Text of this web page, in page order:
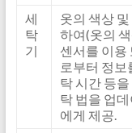
세
탁
기
옷의 색상
하여(옷의
센서를 이용
로부터 정보
탁 시간 등
탁 법을 업
에게 제공.